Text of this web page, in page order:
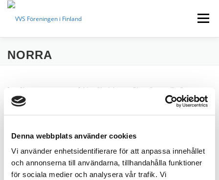
Denna webbplats använder cookies
Vi använder enhetsidentifierare för att anpassa innehållet
och annonserna till användarna, tillhandahålla funktioner
för sociala medier och analysera vår trafik. Vi
Hoppa
innehåll
Meny
FÖRENINGEN
IN ENGLISH
NORRA
[wp_file_manager access_folder=”Avdelningar/Norra” view =”list”
allowed_roles=”avdelning-norra”]